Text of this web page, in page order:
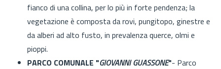
fianco di una collina, per lo più in forte pendenza; la
vegetazione è composta da rovi, pungitopo, ginestre e
da alberi ad alto fusto, in prevalenza querce, olmi e
pioppi.
PARCO COMUNALE "GIOVANNI GUASSONE"- Parco